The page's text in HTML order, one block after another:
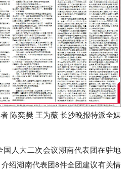
陈奕樊 王为薇 长沙晚报特派全媒
人大二次会议湖南代表团在驻地
绍湖南代表团8件全团建议有关情